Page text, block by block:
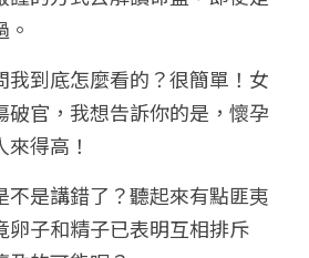
我到底怎麼看的？很簡單！女
破官，我想告訴你的是，懷孕
得高！
不是講錯了？聽起來有點匪夷
卵子和精子已表明互相排斥